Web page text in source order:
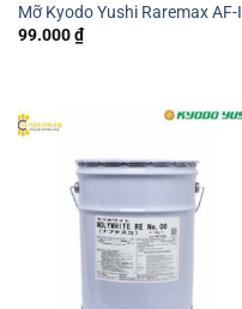
Mỡ Kyodo Yushi Raremax AF-I
99.000₫